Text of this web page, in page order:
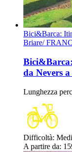
Bici&Barca:
Briare/
da Nevers
Lunghezza
Difficoltà:
A partire da: